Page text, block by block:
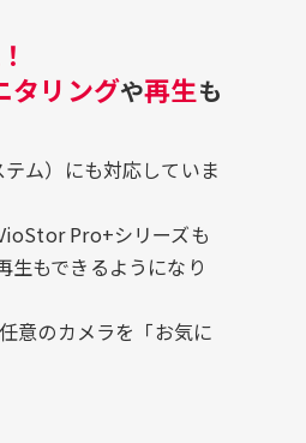
タリングや再生も
ム）にも対応していま
Pro+シリーズも
生もできるようになり
意のカメラを「お気に